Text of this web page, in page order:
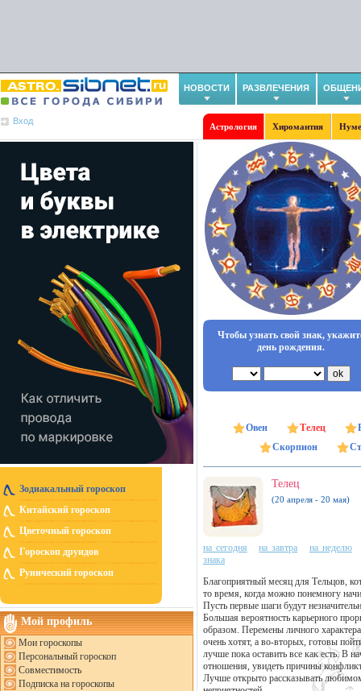
НОВОСТИ РАЗВЛЕЧЕНИЯ
Вход
Астрология Хиромантия
Зодиакальный гороскоп
Китайский гороскоп
Цветочный гороскоп
Гороскоп друидов
Рунический гороскоп
Мой профиль
Мои гороскопы
Персональный гороскоп
Совместимость
Подписка на гороскопы
Чтобы узнать свой знак,
день рождения.
Овен Телец
Скорпион
Телец
(20 апреля - 20 мая)
на сегодня на завтра
на неделю
знака
Благоприятный месяц для Тельцов,
то время, когда можно понемногу
Пусть первые шаги будут
Большая вероятность карьерного
образом. Перемены личного
очень хотят, а во-вторых, готовы
лучше пока оставить все как есть. В
отношения, увидеть причины
Лучше открыто рассказывать